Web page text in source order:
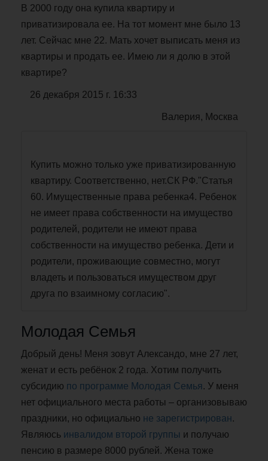
В 2000 году она купила квартиру и
приватизировала ее. На тот момент мне было 13
лет. Сейчас мне 22. Мать хочет выписать меня из
квартиры и продать ее. Имею ли я долю в этой
квартире?
26 декабря 2015 г. 16:33
Валерия, Москва
Купить можно только уже приватизированную
квартиру. Соответственно, нет.СК РФ."Статья
60. Имущественные права ребенка4. Ребенок
не имеет права собственности на имущество
родителей, родители не имеют права
собственности на имущество ребенка. Дети и
родители, проживающие совместно, могут
владеть и пользоваться имуществом друг
друга по взаимному согласию".
Молодая Семья
Добрый день! Меня зовут Александо, мне 27 лет,
женат и есть ребёнок 2 года. Хотим получить
субсидию по программе Молодая Семья . У меня
нет официального места работы – организовываю
праздники, но официально не зарегистрирован.
Являюсь инвалидом второй группы и получаю
пенсию в размере 8000 рублей. Жена тоже